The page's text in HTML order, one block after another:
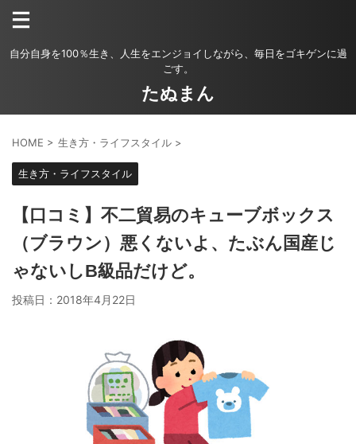
自分自身を100％生き、人生をエンジョイしながら、毎日をゴキゲンに過
ごす。
たぬまん
HOME > 生き方・ライフスタイル >
生き方・ライフスタイル
【口コミ】不二貿易のキューブボックス
（ブラウン）悪くないよ、たぶん国産じ
ゃないしB級品だけど。
投稿日： 2018年4月22日